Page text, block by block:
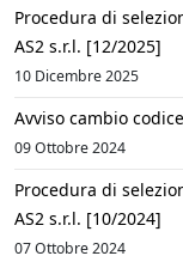
Procedura di
AS2 s.r.l. [12/2025]
10 Dicembre 2025
Avviso cambio
09 Ottobre 2024
Procedura di
AS2 s.r.l. [10/2024]
07 Ottobre 2024